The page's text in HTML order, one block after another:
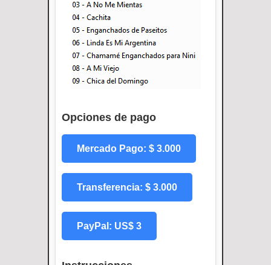
Opciones de pago
Mercado Pago: $ 3.000
Transferencia: $ 3.000
PayPal: US$ 3